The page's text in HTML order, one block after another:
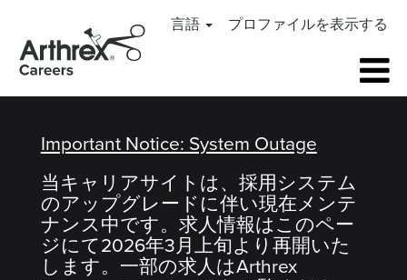
Careers
Home
言語 プロファイルを表示する
Important Notice: System Outage
当キャリアサイトは、採用システム
のアップグレードに伴い現在メンテ
ナンス中です。求人情報はこのペー
ジにて2026年3月上旬より再開いた
します。一部の求人はArthrex